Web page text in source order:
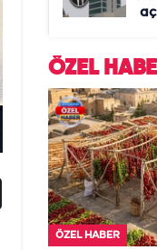
ÖZEL
ÖZEL HABER